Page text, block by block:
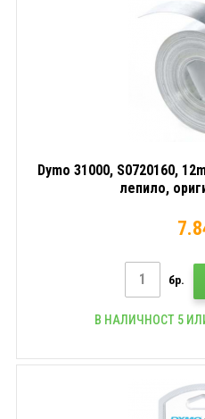
Dymo 31000, S0720160,
лепило,
бр.
В НАЛИЧНОСТ 5